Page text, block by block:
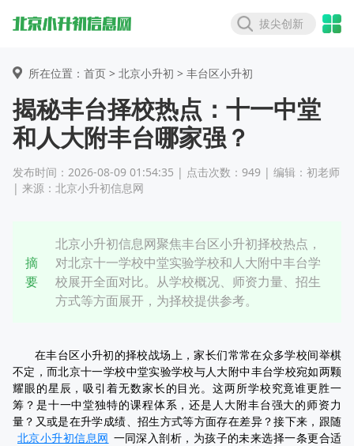
拔尖创新
所在位置：首页 > 北京小升初 > 丰台区小升初
揭秘丰台择校热点：十一中堂
和人大附丰台哪家强？
发布时间：2026-08-09 01:54:35 | 点击次数：949 | 编辑：初老师
| 来源：北京小升初信息网
摘
要
北京小升初信息网聚焦丰台区小升初择校热点，
对北京十一学校中堂实验学校和人大附中丰台学
校展开全面对比。从学校概况、师资力量、招生
方式等方面展开，为择校提供参考。
在丰台区小升初的择校战场上，家长们常常在众多学校间举棋
不定，而北京十一学校中堂实验学校与人大附中丰台学校宛如两颗
耀眼的星辰，吸引着无数家长的目光。这两所学校究竟谁更胜一
筹？是十一中堂独特的课程体系，还是人大附丰台强大的师资力
量？又或是在升学成绩、招生方式等方面存在差异？接下来，跟随
北京小升初信息网 一同深入剖析，为孩子的未来选择一条更合适